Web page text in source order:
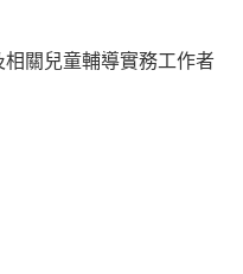
相關 兒童輔導實務工作者